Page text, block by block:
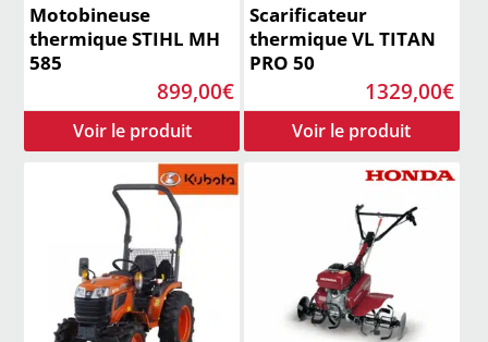
Motobineuse
thermique STIHL MH
585
899,00€
Scarificateur
thermique VL TITAN
PRO 50
1329,00€